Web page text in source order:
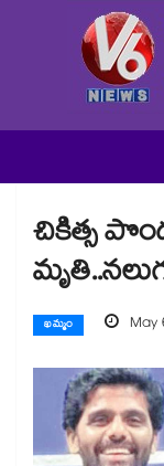
చికిత్స
ఖమ్మం